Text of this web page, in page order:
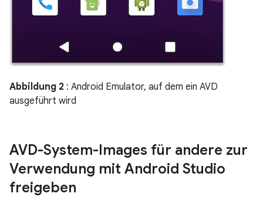
Abbildung 2 : Android Emulator, auf dem ein AVD
ausgeführt wird
AVD-System-Images für andere zur
Verwendung mit Android Studio
freigeben